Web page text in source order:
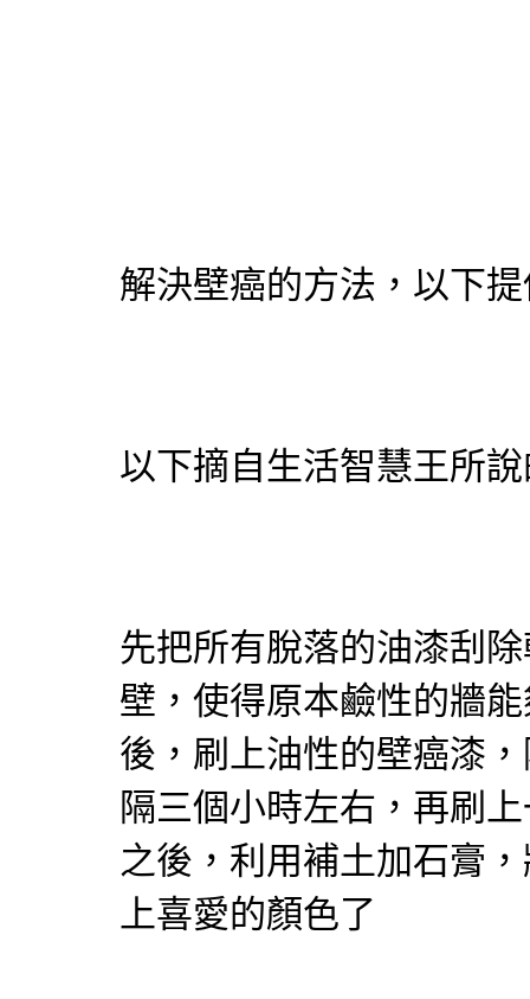
解決壁癌的方法，以下
以下摘自生活智慧王所
先把所有脫落的油漆刮
壁，使得原本鹼性的牆
後，刷上油性的壁癌漆
隔三個小時左右，再刷
之後，利用補土加石膏
上喜愛的顏色了